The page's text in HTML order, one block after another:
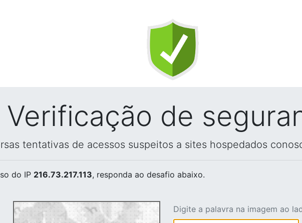
Verificação de
tentativas de acessos suspeitos a sites hospedados
do IP 216.73.217.113, responda ao desafio abaixo.
Digite a palavra na imagem ao